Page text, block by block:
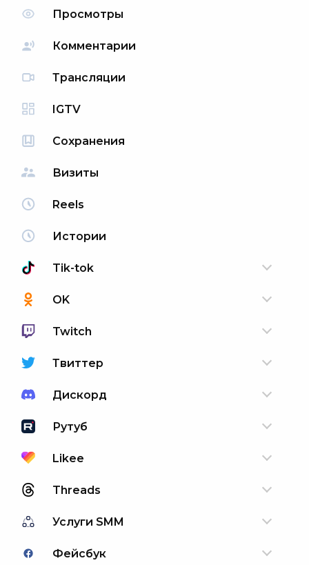
Просмотры
Комментарии
Трансляции
IGTV
Сохранения
Визиты
Reels
Истории
Tik-tok
OK
Twitch
Твиттер
Дискорд
Рутуб
Likee
Threads
Услуги SMM
Фейсбук